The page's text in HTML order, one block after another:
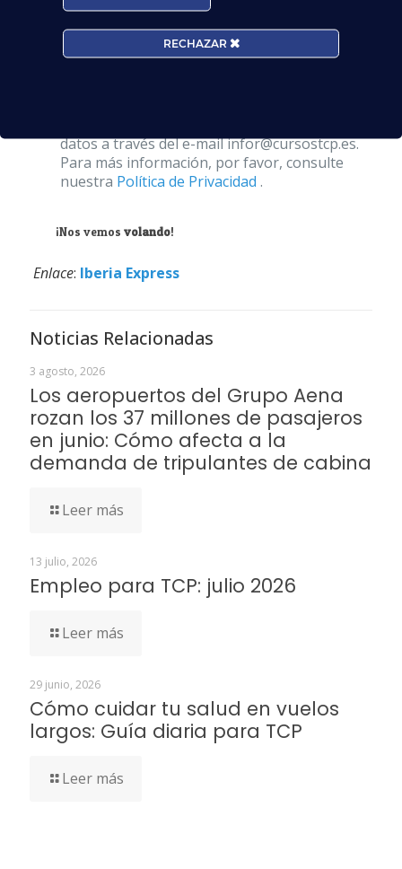
EUROCOLLEGE OXFORD ENGLISH INSTITUTE
datos a través del e-mail infor@cursostcp.es.
Para más información, por favor, consulte
nuestra Política de Privacidad .
¡Nos vemos volando!
Enlace: Iberia Express
Noticias Relacionadas
3 agosto, 2026
Los aeropuertos del Grupo Aena
rozan los 37 millones de pasajeros
en junio: Cómo afecta a la
demanda de tripulantes de cabina
Leer más
13 julio, 2026
Empleo para TCP: julio 2026
Leer más
29 junio, 2026
Cómo cuidar tu salud en vuelos
largos: Guía diaria para TCP
Leer más
RECHAZAR